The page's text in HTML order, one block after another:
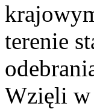
terenie
Wzięli w